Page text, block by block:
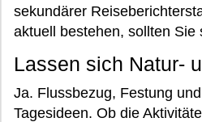
sekundärer
aktuell bestehen, sollten Sie
Lassen sich Natur-
Ja. Flussbezug, Festung
Tagesideen. Ob die